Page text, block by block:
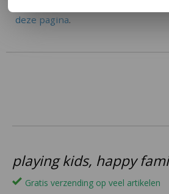
deze pagina.
playing kids, happy
Gratis verzending op veel artikelen